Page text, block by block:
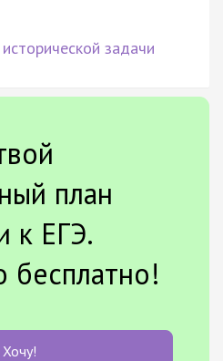
задачи
план
к ЕГЭ.
бесплатно!
Хочу!